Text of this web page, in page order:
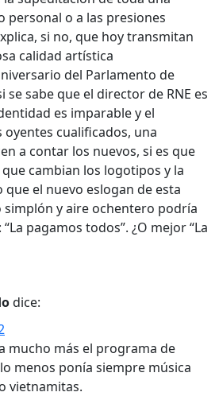
personal o a las presiones
si no, que hoy transmitan
calidad artística
del Parlamento de
se sabe que el director de RNE es
es imparable y el
cualificados, una
a contar los nuevos, si es que
cambian los logotipos y la
que el nuevo eslogan de esta
simplón y aire ochentero podría
pagamos todos”. ¿O mejor “La
dice:
mucho más el programa de
menos ponía siempre música
vietnamitas.